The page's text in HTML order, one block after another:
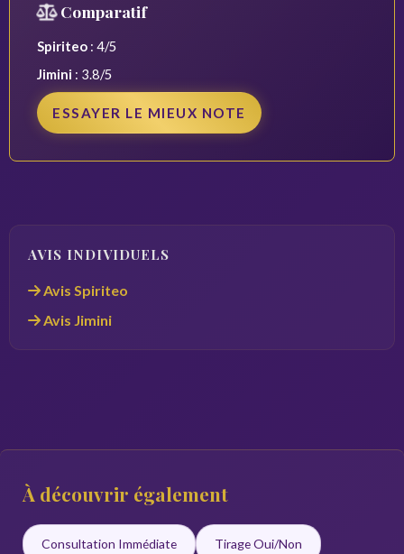
Comparatif
Spiriteo : 4/5
Jimini : 3.8/5
ESSAYER LE MIEUX NOTE
AVIS INDIVIDUELS
Avis Spiriteo
Avis Jimini
À découvrir également
Consultation Immédiate Tirage Oui/Non